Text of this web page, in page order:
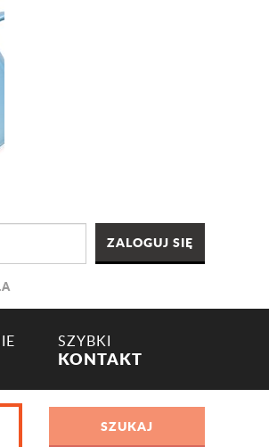
SZYBKI
KONTAKT